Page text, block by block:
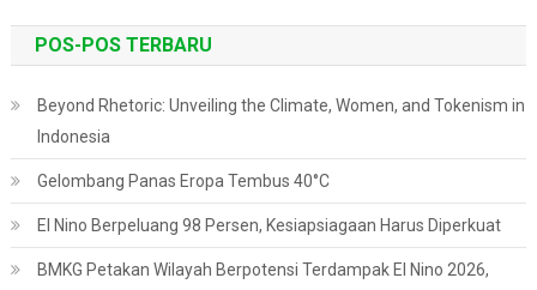
POS-POS TERBARU
Beyond Rhetoric: Unveiling the Climate, Women, and Tokenism in
Indonesia
Gelombang Panas Eropa Tembus 40°C
El Nino Berpeluang 98 Persen, Kesiapsiagaan Harus Diperkuat
BMKG Petakan Wilayah Berpotensi Terdampak El Nino 2026,